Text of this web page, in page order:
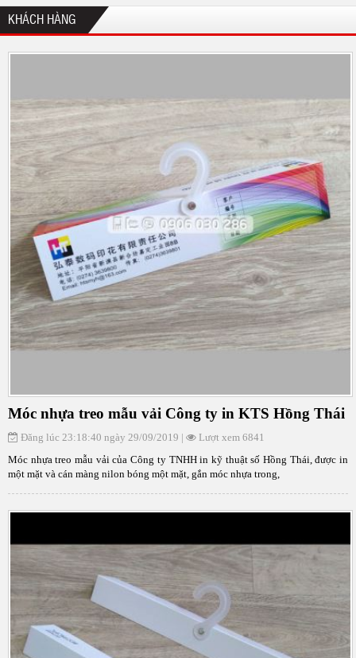
KHÁCH HÀNG
Móc nhựa treo mẫu vải Công ty in KTS Hồng Thái
Đăng lúc 23:18:40 ngày 29/09/2019 |
Lượt xem 6841
Móc nhựa treo mẫu vải của Công ty TNHH in kỹ thuật số Hồng Thái, được in
một mặt và cán màng nilon bóng một mặt, gắn móc nhựa trong,